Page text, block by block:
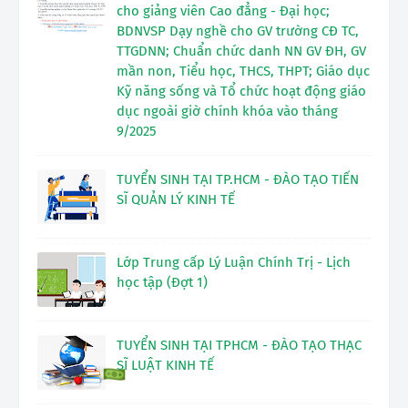
cho giảng viên Cao đẳng - Đại học;
BDNVSP Dạy nghề cho GV trường CĐ TC,
TTGDNN; Chuẩn chức danh NN GV ĐH, GV
mần non, Tiểu học, THCS, THPT; Giáo dục
Kỹ năng sống và Tổ chức hoạt động giáo
dục ngoài giờ chính khóa vào tháng
9/2025
TUYỂN SINH TẠI TP.HCM - ĐÀO TẠO TIẾN
SĨ QUẢN LÝ KINH TẾ
Lớp Trung cấp Lý Luận Chính Trị - Lịch
học tập (Đợt 1)
TUYỂN SINH TẠI TPHCM - ĐÀO TẠO THẠC
SĨ LUẬT KINH TẾ